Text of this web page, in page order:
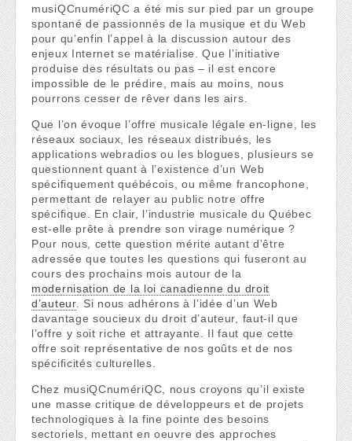
musiQCnumériQC a été mis sur pied par un groupe
spontané de passionnés de la musique et du Web
pour qu’enfin l’appel à la discussion autour des
enjeux Internet se matérialise. Que l’initiative
produise des résultats ou pas – il est encore
impossible de le prédire, mais au moins, nous
pourrons cesser de rêver dans les airs.
Que l’on évoque l’offre musicale légale en-ligne, les
réseaux sociaux, les réseaux distribués, les
applications webradios ou les blogues, plusieurs se
questionnent quant à l’existence d’un Web
spécifiquement québécois, ou même francophone,
permettant de relayer au public notre offre
spécifique. En clair, l’industrie musicale du Québec
est-elle prête à prendre son virage numérique ?
Pour nous, cette question mérite autant d’être
adressée que toutes les questions qui fuseront au
cours des prochains mois autour de la
modernisation de la loi canadienne du droit
d’auteur. Si nous adhérons à l’idée d’un Web
davantage soucieux du droit d’auteur, faut-il que
l’offre y soit riche et attrayante. Il faut que cette
offre soit représentative de nos goûts et de nos
spécificités culturelles.
Chez musiQCnumériQC, nous croyons qu’il existe
une masse critique de développeurs et de projets
technologiques à la fine pointe des besoins
sectoriels, mettant en oeuvre des approches